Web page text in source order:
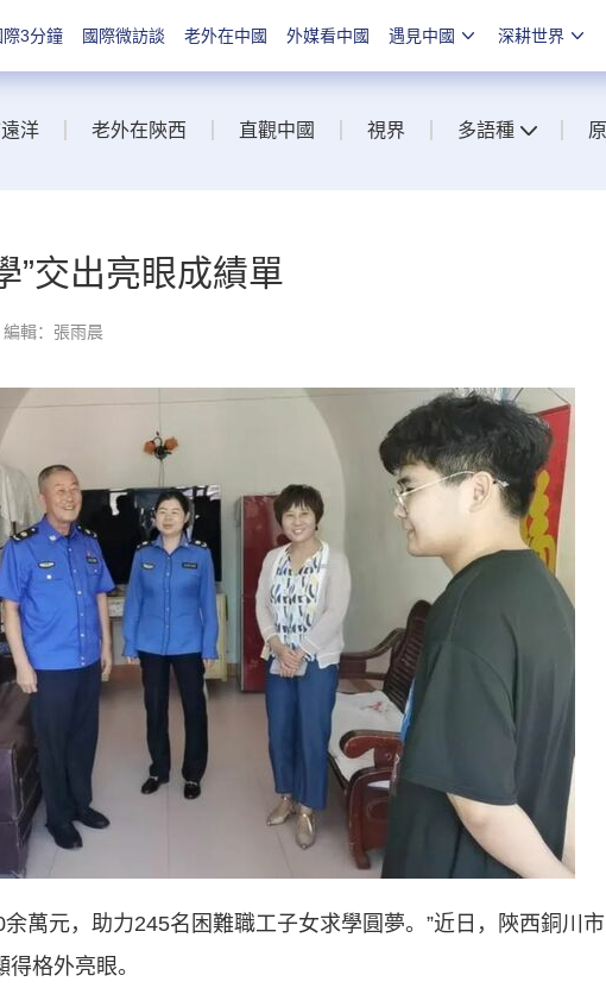
際3分鐘 國際微訪談 老外在中國 外媒看中國 遇見中國 深耕世界
洋 老外在陝西 直觀中國 視界 多語種
”交出亮眼成績單
編輯：張雨晨
元，助力245名困難職工子女求學圓夢。”近日，陝西銅川市
格外亮眼。